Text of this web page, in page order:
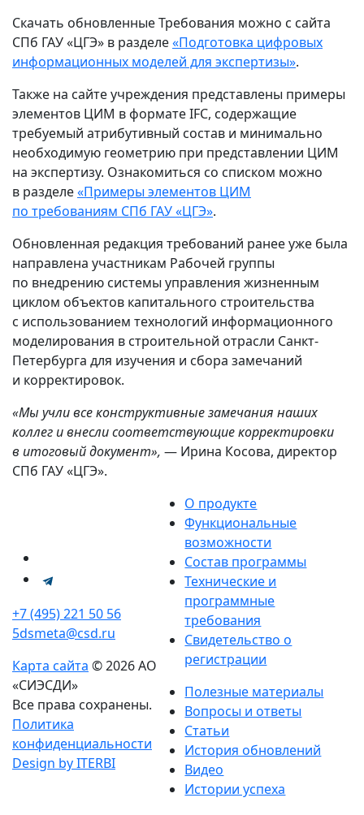
Скачать обновленные Требования можно с сайта
СПб ГАУ «ЦГЭ» в разделе«Подготовка цифровых
информационных моделей для экспертизы».
Также на сайте учреждения представлены примеры
элементов ЦИМ в формате IFC, содержащие
требуемый атрибутивный состав и минимально
необходимую геометрию при представлении ЦИМ
на экспертизу. Ознакомиться со списком можно
в разделе«Примеры элементов ЦИМ
по требованиям СПб ГАУ «ЦГЭ».
Обновленная редакция требований ранее уже была
направлена участникам Рабочей группы
по внедрению системы управления жизненным
циклом объектов капитального строительства
с использованием технологий информационного
моделирования в строительной отрасли Санкт-
Петербурга для изучения и сбора замечаний
и корректировок.
«Мы учли все конструктивные замечания наших
коллег и внесли соответствующие корректировки
в итоговый документ», — Ирина Косова, директор
СПб ГАУ «ЦГЭ».
+7 (495) 221 50 56
5dsmeta@csd.ru
Карта сайта © 2026 АО
«СИЭСДИ»
Все права сохранены.
Политика
конфиденциальности
Design by ITERBI
О продукте
Функциональные
возможности
Состав программы
Технические и
программные
требования
Свидетельство о
регистрации
Полезные материалы
Вопросы и ответы
Статьи
История обновлений
Видео
Истории успеха